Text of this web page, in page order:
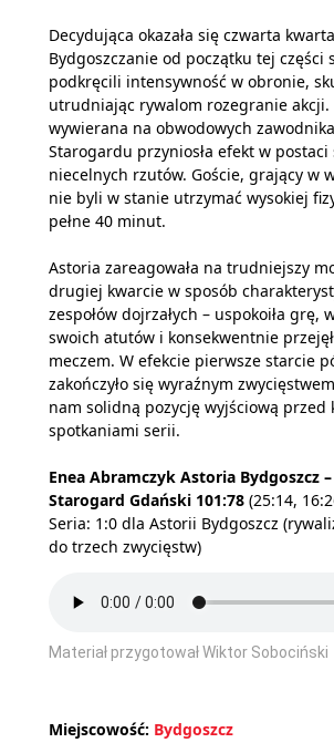
Decydująca okazała się czwarta
Bydgoszczanie od początku tej części
podkręcili intensywność w obronie,
utrudniając rywalom rozegranie akcji.
wywierana na obwodowych
Starogardu przyniosła efekt w postaci
niecelnych rzutów. Goście, grający w
nie byli w stanie utrzymać wysokiej
pełne 40 minut.
Astoria zareagowała na trudniejszy
drugiej kwarcie w sposób
zespołów dojrzałych – uspokoiła grę,
swoich atutów i konsekwentnie
meczem. W efekcie pierwsze starcie
zakończyło się wyraźnym
nam solidną pozycję wyjściową przed
spotkaniami serii.
Enea Abramczyk Astoria Bydgoszcz
Starogard Gdański 101:78 (25:14,
Seria: 1:0 dla Astorii Bydgoszcz
do trzech zwycięstw)
Materiał przygotował Wiktor Sobociński
Miejscowość: Bydgoszcz